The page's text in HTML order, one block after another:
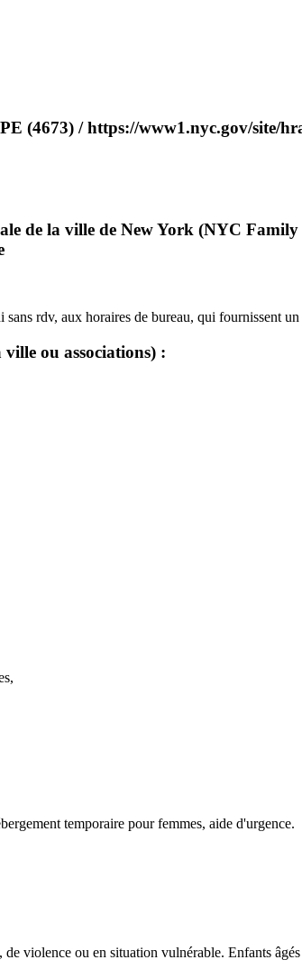
(4673) / https://www1.nyc.gov/site/
de la ville de New York (NYC
rdv, aux horaires de bureau, qui fournissent
ville ou associations) :
temporaire pour femmes, aide d'urgence.
violence ou en situation vulnérable. Enfants